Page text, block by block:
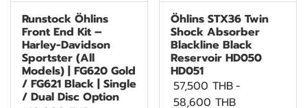
Runstock Öhlins
Front End Kit –
Harley-Davidson
Sportster (All
Models) | FG620 Gold
/ FG621 Black | Single
/ Dual Disc Option
Öhlins STX36 Twin
Shock Absorber
Blackline Black
Reservoir HD050
HD051
57,500 THB-
58,600 THB